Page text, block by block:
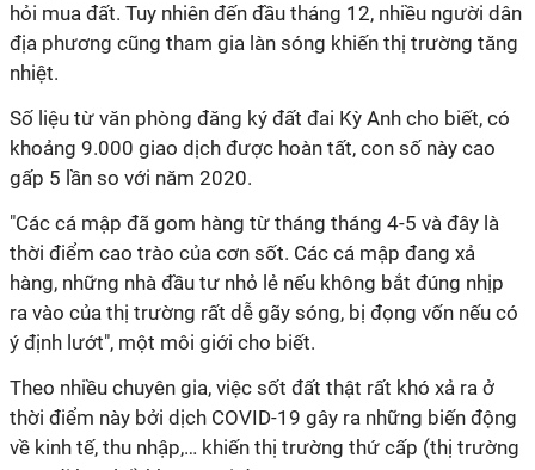
hỏi mua đất. Tuy nhiên đến đầu tháng 12, nhiều người dân
địa phương cũng tham gia làn sóng khiến thị trường tăng
nhiệt.
Số liệu từ văn phòng đăng ký đất đai Kỳ Anh cho biết, có
khoảng 9.000 giao dịch được hoàn tất, con số này cao
gấp 5 lần so với năm 2020.
"Các cá mập đã gom hàng từ tháng tháng 4-5 và đây là
thời điểm cao trào của cơn sốt. Các cá mập đang xả
hàng, những nhà đầu tư nhỏ lẻ nếu không bắt đúng nhịp
ra vào của thị trường rất dễ gãy sóng, bị đọng vốn nếu có
ý định lướt", một môi giới cho biết.
Theo nhiều chuyên gia, việc sốt đất thật rất khó xả ra ở
thời điểm này bởi dịch COVID-19 gây ra những biến động
về kinh tế, thu nhập,… khiến thị trường thứ cấp (thị trường